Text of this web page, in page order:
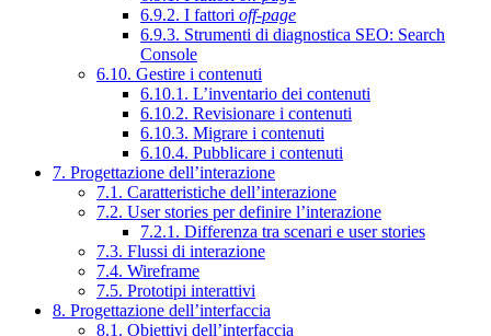
6.9.2. I fattori off-page
6.9.3. Strumenti di diagnostica SEO: Search
Console
6.10. Gestire i contenuti
6.10.1. L’inventario dei contenuti
6.10.2. Revisionare i contenuti
6.10.3. Migrare i contenuti
6.10.4. Pubblicare i contenuti
7. Progettazione dell’interazione
7.1. Caratteristiche dell’interazione
7.2. User stories per definire l’interazione
7.2.1. Differenza tra scenari e user stories
7.3. Flussi di interazione
7.4. Wireframe
7.5. Prototipi interattivi
8. Progettazione dell’interfaccia
8.1. Obiettivi dell’interfaccia